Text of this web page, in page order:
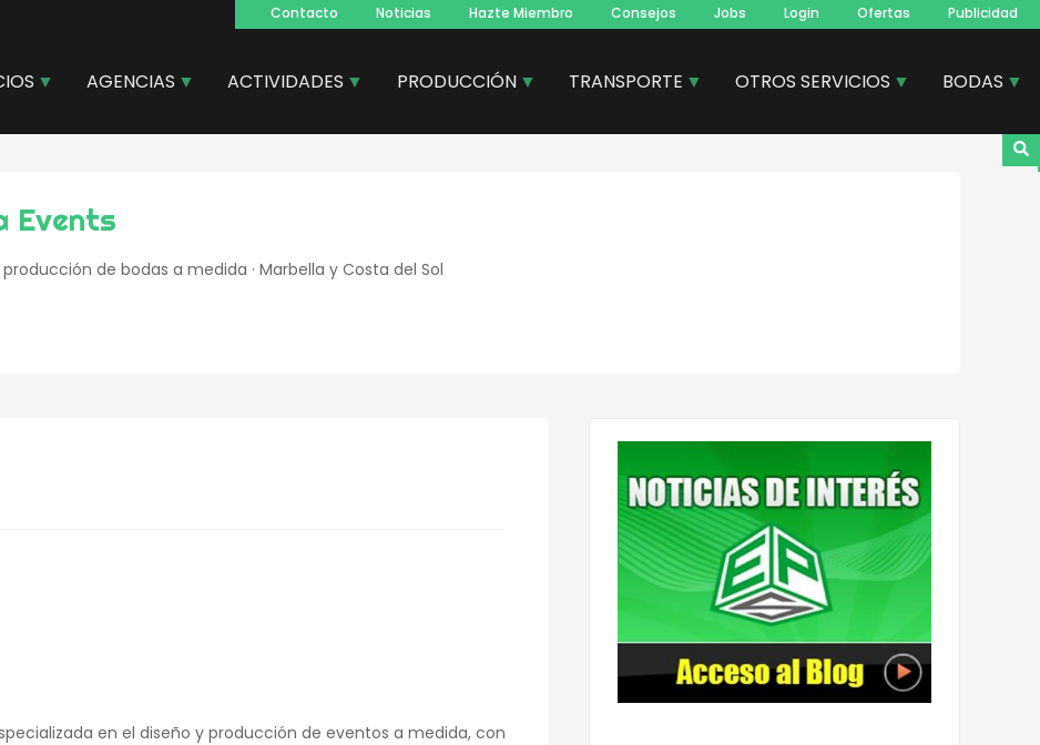
Navegacion
principal
Contacto Noticias Hazte Miembro Consejos Jobs Login Ofertas Publicidad
AGENCIAS ACTIVIDADES PRODUCCIÓN TRANSPORTE OTROS SERVICIOS BODAS
Events
de bodas a medida · Marbella y Costa del Sol
en el diseño y producción de eventos a medida, con